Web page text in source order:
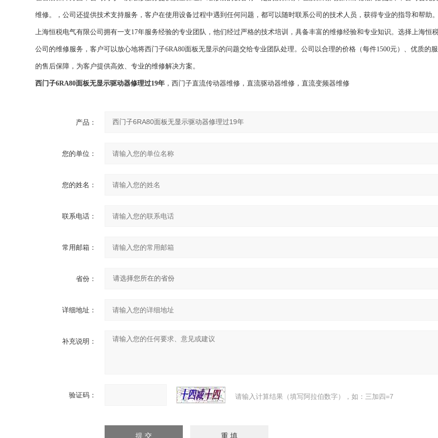
维修。，公司还提供技术支持服务，客户在使用设备过程中遇到任何问题，都可以随时联系公司的技术人员，获得专业的指导和帮助。
上海恒税电气有限公司拥有一支17年服务经验的专业团队，他们经过严格的技术培训，具备丰富的维修经验和专业知识。选择上海恒
公司的维修服务，客户可以放心地将西门子6RA80面板无显示的问题交给专业团队处理。公司以合理的价格（每件1500元）、优质的
的售后保障，为客户提供高效、专业的维修解决方案。
西门子6RA80面板无显示驱动器修理过19年 ，西门子直流传动器维修，直流驱动器维修，直流变频器维修
产品：
您的单位：
您的姓名：
联系电话：
常用邮箱：
省份：
详细地址：
补充说明：
验证码： 请输入计算结果（填写阿拉伯数字），如：三加四=7